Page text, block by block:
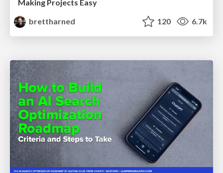
Making Projects Easy
brettharned
120 6.7k